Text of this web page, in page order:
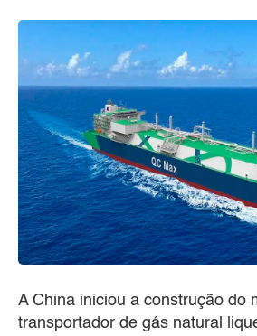
A China iniciou a construção do
transportador de gás natural